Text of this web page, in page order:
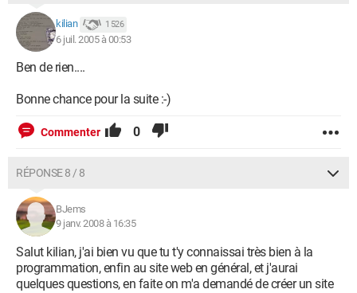
kilian 1 526
6 juil. 2005 à 00:53
Ben de rien....
Bonne chance pour la suite :-)
Commenter 0
RÉPONSE 8 / 8
BJems
9 janv. 2008 à 16:35
Salut kilian, j'ai bien vu que tu t'y connaissai très bien à la
programmation, enfin au site web en général, et j'aurai
quelques questions, en faite on m'a demandé de créer un site